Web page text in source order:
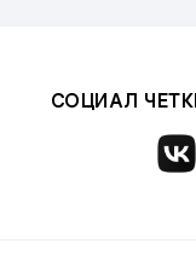
СОЦИАЛ